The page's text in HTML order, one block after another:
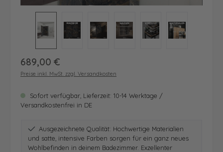
Regulärer Preis:
689,00 €
Preise inkl. MwSt. zzgl. Versandkosten
Sofort verfügbar, Lieferzeit: 10-14 Werktage /
Versandkostenfrei in DE
Ausgezeichnete Qualität: Hochwertige Materialien
und satte, intensive Farben sorgen für ein ganz neues
Wohlbefinden in deinem Badezimmer. Exzellenter